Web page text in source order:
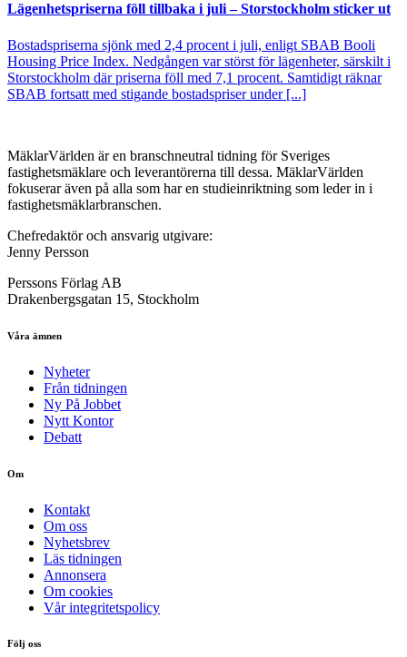
Lägenhetspriserna föll tillbaka i juli – Storstockholm sticker ut
Bostadspriserna sjönk med 2,4 procent i juli, enligt SBAB Booli
Housing Price Index. Nedgången var störst för lägenheter, särskilt i
Storstockholm där priserna föll med 7,1 procent. Samtidigt räknar
SBAB fortsatt med stigande bostadspriser under [...]
MäklarVärlden är en branschneutral tidning för Sveriges
fastighetsmäklare och leverantörerna till dessa. MäklarVärlden
fokuserar även på alla som har en studieinriktning som leder in i
fastighetsmäklarbranschen.
Chefredaktör och ansvarig utgivare:
Jenny Persson
Perssons Förlag AB
Drakenbergsgatan 15, Stockholm
Våra ämnen
Nyheter
Från tidningen
Ny På Jobbet
Nytt Kontor
Debatt
Om
Kontakt
Om oss
Nyhetsbrev
Läs tidningen
Annonsera
Om cookies
Vår integritetspolicy
Följ oss